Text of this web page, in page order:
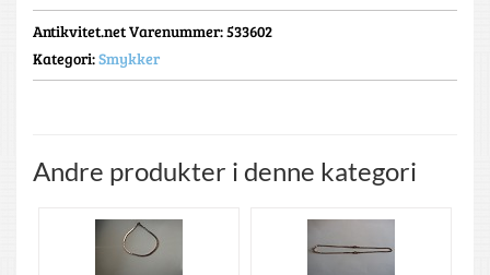
Antikvitet.net Varenummer: 533602
Kategori:Smykker
Andre produkter i denne kategori